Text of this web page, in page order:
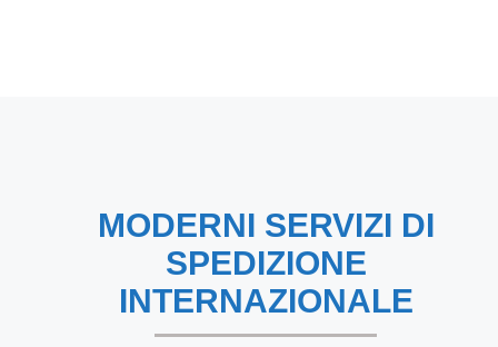
MODERNI SERVIZI DI
SPEDIZIONE
INTERNAZIONALE